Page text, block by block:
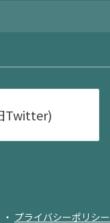
Twitter)
プライバシーポリシー